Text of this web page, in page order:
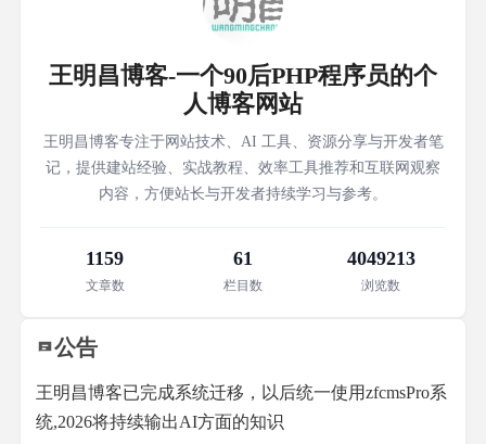
王明昌博客-一个90后PHP程序员的个
人博客网站
王明昌博客专注于网站技术、AI 工具、资源分享与开发者笔
记，提供建站经验、实战教程、效率工具推荐和互联网观察
内容，方便站长与开发者持续学习与参考。
1159
文章数
61
栏目数
4049213
浏览数
公告
王明昌博客已完成系统迁移，以后统一使用zfcmsPro系
统,2026将持续输出AI方面的知识